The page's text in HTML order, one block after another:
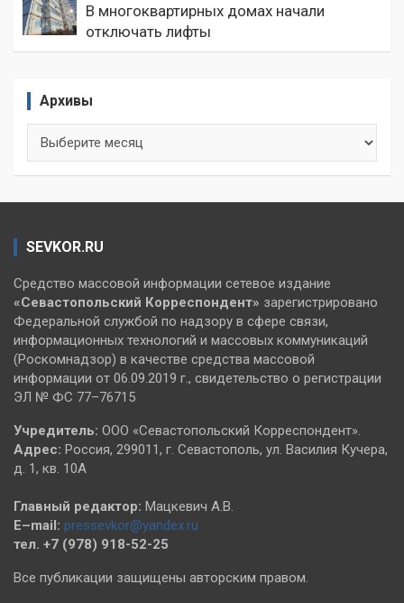
В многоквартирных домах начали
отключать лифты
Архивы
SEVKOR.RU
Средство массовой информации сетевое издание
«Севастопольский Корреспондент» зарегистрировано
Федеральной службой по надзору в сфере связи,
информационных технологий и массовых коммуникаций
(Роскомнадзор) в качестве средства массовой
информации от 06.09.2019 г., свидетельство о регистрации
ЭЛ № ФС 77–76715
Учредитель: ООО «Севастопольский Корреспондент».
Адрес: Россия, 299011, г. Севастополь, ул. Василия Кучера,
д. 1, кв. 10А
Главный редактор: Мацкевич А.В.
E–mail: pressevkor@yandex.ru
тел. +7 (978) 918-52-25
Все публикации защищены авторским правом.